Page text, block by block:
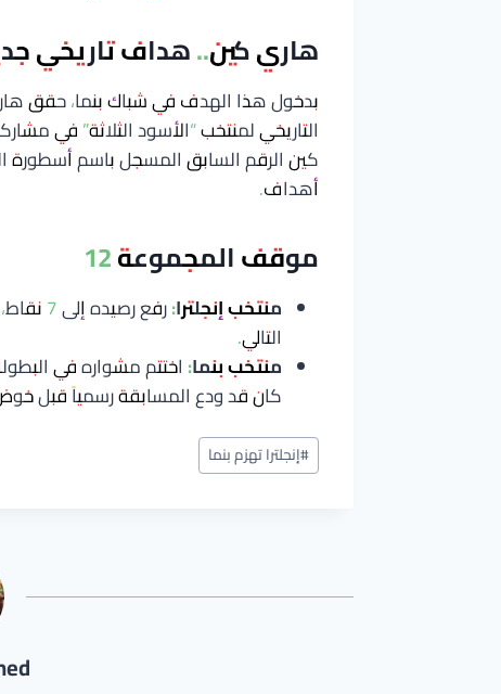
هاري كين.. هداف تاريخي
بدخول هذا الهدف في شباك بنما، حقق
التاريخي لمنتخب “الأسود الثلاثة” في
أهداف.
موقف المجموعة 12
منتخب إنجلترا:
رفع
التالي.
منتخب بنما: اختتم مشواره في
كان قد ودع المسابقة رسمياً قبل
وسوم
المقال:
#إنجلترا تهزم بنما